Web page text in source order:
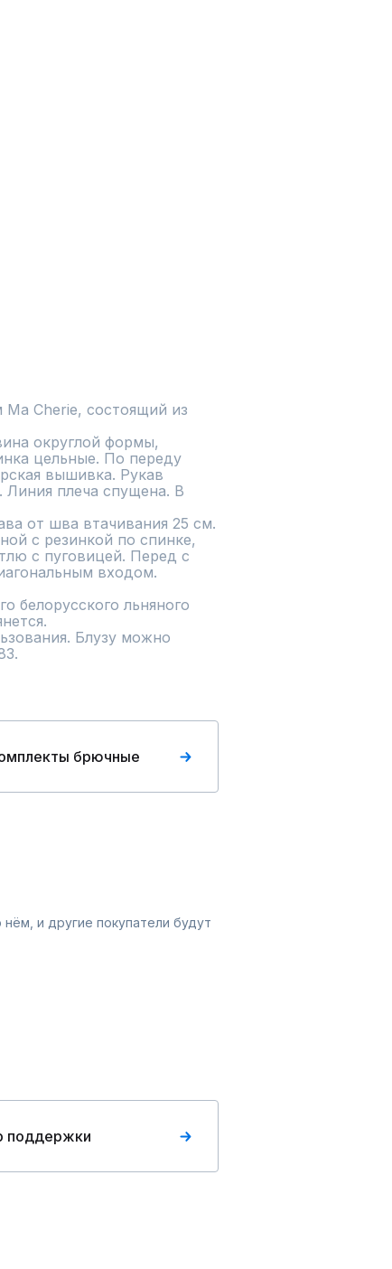
Cherie, состоящий из
округлой формы,
цельные. По переду
вышивка. Рукав
плеча спущена. В
от шва втачивания 25 см.
с резинкой по спинке,
с пуговицей. Перед с
входом.
белорусского льняного
Блузу можно
брючные
и другие покупатели будут
поддержки